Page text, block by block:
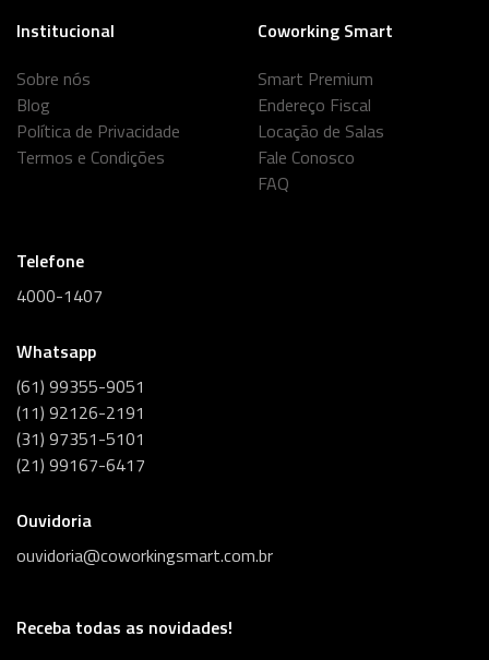
Institucional
Sobre nós
Blog
Política de Privacidade
Termos e Condições
Coworking Smart
Smart Premium
Endereço Fiscal
Locação de Salas
Fale Conosco
FAQ
Telefone
4000-1407
Whatsapp
(61) 99355-9051
(11) 92126-2191
(31) 97351-5101
(21) 99167-6417
Ouvidoria
ouvidoria@coworkingsmart.com.br
Receba todas as novidades!